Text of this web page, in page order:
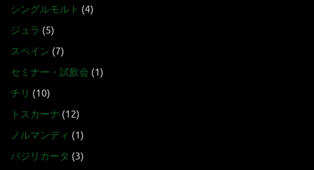
シングルモルト (4)
ジュラ (5)
スペイン (7)
セミナー・試飲会 (1)
チリ (10)
トスカーナ (12)
ノルマンディ (1)
バジリカータ (3)